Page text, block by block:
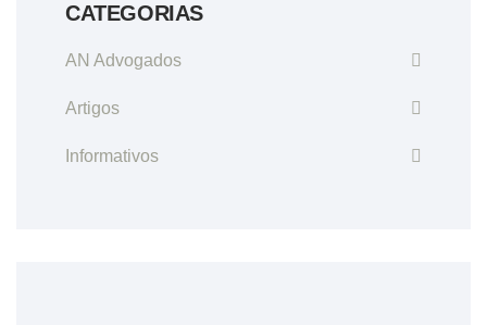
CATEGORIAS
AN Advogados
Artigos
Informativos